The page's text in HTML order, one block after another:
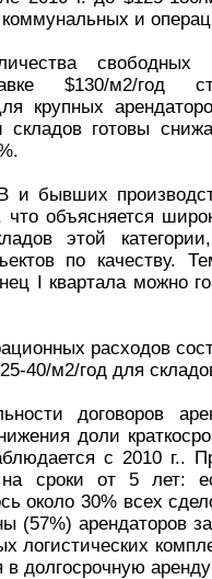
и
свободных
$130/м2/год
крупных
складов готовы
и бывших
что объясняется
этой
по качеству.
I квартала можно
расходов
40/м2/год для
договоров
доли
с 2010 г..
на сроки от 5 лет:
около 30% всех
(57%) арендаторов
логистических
долгосрочную